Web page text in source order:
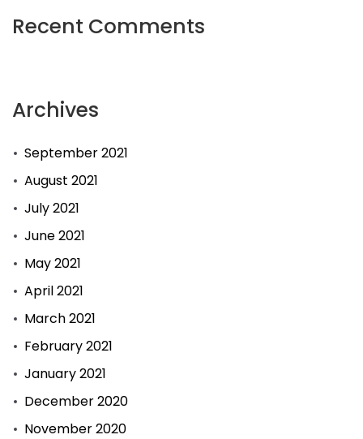
Recent Comments
Archives
September 2021
August 2021
July 2021
June 2021
May 2021
April 2021
March 2021
February 2021
January 2021
December 2020
November 2020